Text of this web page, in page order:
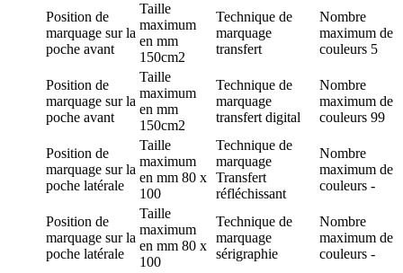
Position de
marquage sur la
poche avant
Taille
maximum
en mm
150cm2
Technique de
marquage
transfert
Nombre
maximum de
couleurs 5
Position de
marquage sur la
poche avant
Taille
maximum
en mm
150cm2
Technique de
marquage
transfert digital
Nombre
maximum de
couleurs 99
Position de
marquage sur la
poche latérale
Taille
maximum
en mm 80 x
100
Technique de
marquage
Transfert
réfléchissant
Nombre
maximum de
couleurs -
Position de
marquage sur la
poche latérale
Taille
maximum
en mm 80 x
100
Technique de
marquage
sérigraphie
Nombre
maximum de
couleurs -